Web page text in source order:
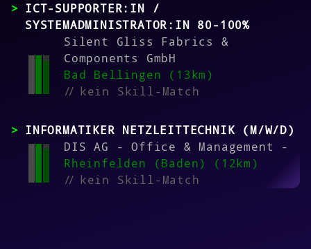
ICT-SUPPORTER:IN /
SYSTEMADMINISTRATOR:IN 80-100%
Silent Gliss Fabrics &
Components GmbH
Bad Bellingen (13km)
//kein Skill-Match
INFORMATIKER NETZLEITTECHNIK (M/W/D)
DIS AG - Office & Management -
Rheinfelden (Baden) (12km)
//kein Skill-Match